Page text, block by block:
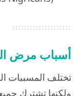
أسباب مرض
تختلف المسببات
ولكنها تشترك